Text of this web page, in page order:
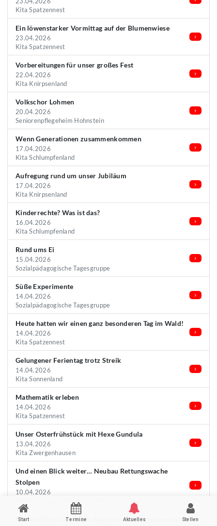
Kita Spatzennest
Ein löwenstarker Vormittag auf der Blumenwiese
23.04.2026
Kita Spatzennest
Vorbereitungen für unser großes Fest
22.04.2026
Kita Knirpsenland
Volkschor Lohmen
20.04.2026
Seniorenpflegeheim Hohnstein
Wenn Generationen zusammenkommen
17.04.2026
Kita Schlumpfenland
Aufregung rund um unser Jubiläum
17.04.2026
Kita Knirpsenland
Kinderrechte? Was ist das?
16.04.2026
Kita Schlumpfenland
Rund ums Ei
15.04.2026
Sozialpädagogische Tagesgruppe
Süße Experimente
14.04.2026
Sozialpädagogische Tagesgruppe
Heute hatten wir einen ganz besonderen Tag im Wald!
14.04.2026
Kita Spatzennest
Gelungener Ferientag trotz Streik
14.04.2026
Kita Sonnenland
Mathematik erleben
14.04.2026
Kita Spatzennest
Unser Osterfrühstück mit Hexe Gundula
13.04.2026
Kita Zwergenhausen
Und einen Blick weiter… Neubau Rettungswache
Stolpen
10.04.2026
ASB Rettungsdienst-gGmbH Neustadt/Sachsen
Mal ein Blick auf unsere Baustelle: Schulungszentrum
Start Termine Aktuelles Stellen